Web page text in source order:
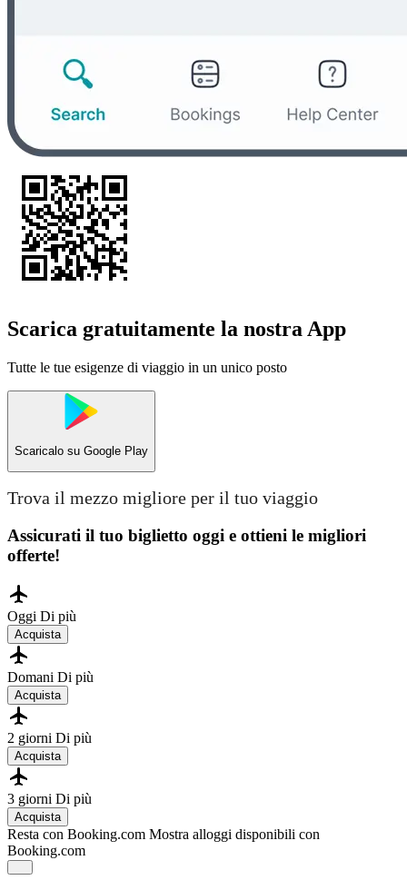
Scarica gratuitamente la nostra App
Tutte le tue esigenze di viaggio in un unico posto
Scaricalo su Google Play
Trova il mezzo migliore per il tuo viaggio
Assicurati il ​​tuo biglietto oggi e ottieni le migliori
offerte!
Oggi Di più
Acquista
Domani Di più
Acquista
2 giorni Di più
Acquista
3 giorni Di più
Acquista
Resta con Booking.com Mostra alloggi disponibili con
Booking.com